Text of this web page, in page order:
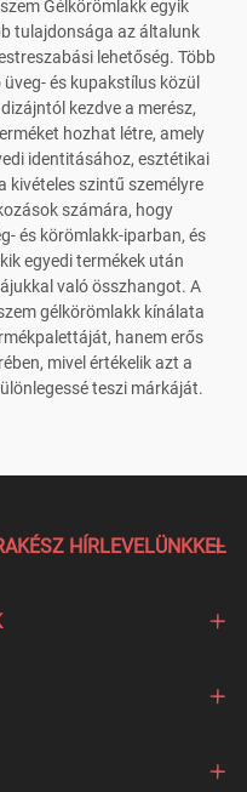
Gélkörömlakk egyik
tulajdonsága az általunk
lehetőség. Több
és kupakstílus közül
kezdve a merész,
hozhat létre, amely
identitásához, esztétikai
kivételes szintű személyre
számára, hogy
és körömlakk-iparban, és
egyedi termékek után
való összhangot. A
gélkörömlakk kínálata
hanem erős
mivel értékelik azt a
teszi márkáját.
HÍRLEVELÜNKKEL